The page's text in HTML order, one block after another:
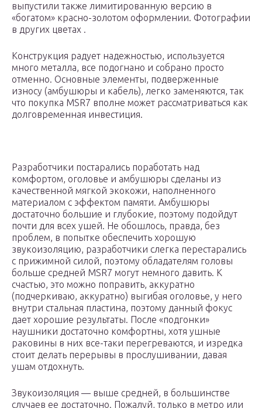
выпустили также лимитированную версию в
«богатом» красно-золотом оформлении. Фотографии
в других цветах .
Конструкция радует надежностью, используется
много металла, все подогнано и собрано просто
отменно. Основные элементы, подверженные
износу (амбушюры и кабель), легко заменяются, так
что покупка MSR7 вполне может рассматриваться как
долговременная инвестиция.
Разработчики постарались поработать над
комфортом, оголовье и амбушюры сделаны из
качественной мягкой экокожи, наполненного
материалом с эффектом памяти. Амбушюры
достаточно большие и глубокие, поэтому подойдут
почти для всех ушей. Не обошлось, правда, без
проблем, в попытке обеспечить хорошую
звукоизоляцию, разработчики слегка перестарались
с прижимной силой, поэтому обладателям головы
больше средней MSR7 могут немного давить. К
счастью, это можно поправить, аккуратно
(подчеркиваю, аккуратно) выгибая оголовье, у него
внутри стальная пластина, поэтому данный фокус
дает хорошие результаты. После «подгонки»
наушники достаточно комфортны, хотя ушные
раковины в них все-таки перегреваются, и изредка
стоит делать перерывы в прослушивании, давая
ушам отдохнуть.
Звукоизоляция — выше средней, в большинстве
случаев ее достаточно. Пожалуй, только в метро или